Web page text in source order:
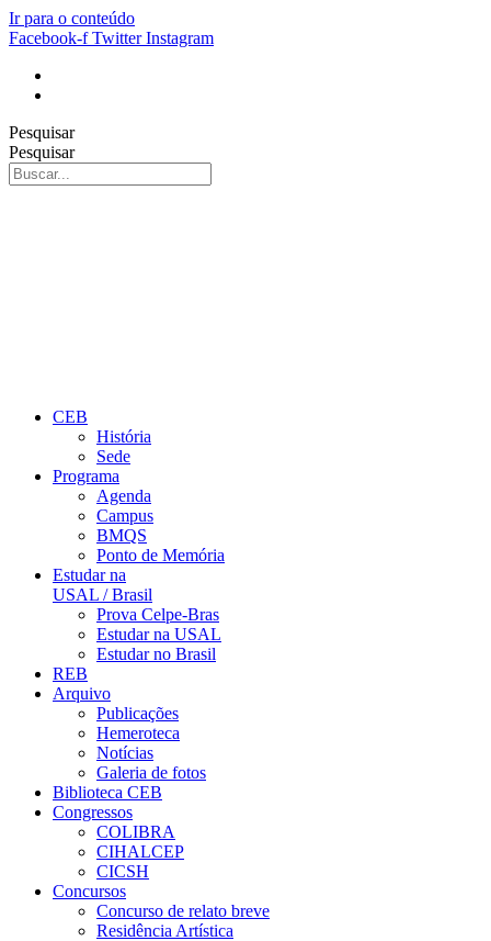
Ir para o conteúdo
Facebook-f Twitter Instagram
Pesquisar
Pesquisar
CEB
História
Sede
Programa
Agenda
Campus
BMQS
Ponto de Memória
Estudar na
USAL / Brasil
Prova Celpe-Bras
Estudar na USAL
Estudar no Brasil
REB
Arquivo
Publicações
Hemeroteca
Notícias
Galeria de fotos
Biblioteca CEB
Congressos
COLIBRA
CIHALCEP
CICSH
Concursos
Concurso de relato breve
Residência Artística